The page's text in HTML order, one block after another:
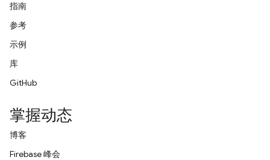
指南
参考
示例
库
GitHub
掌握动态
博客
Firebase 峰会